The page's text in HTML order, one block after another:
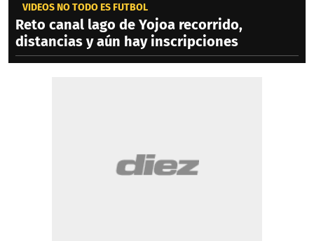
VIDEOS NO TODO ES FÚTBOL
Reto canal lago de Yojoa recorrido,
distancias y aún hay inscripciones